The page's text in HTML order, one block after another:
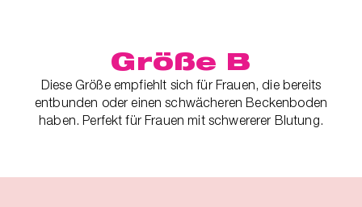
Größe B
Diese Größe empfiehlt sich für Frauen, die bereits
entbunden oder einen schwächeren Beckenboden
haben. Perfekt für Frauen mit schwererer Blutung.